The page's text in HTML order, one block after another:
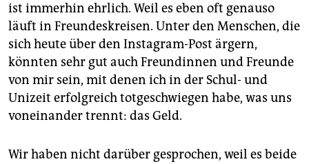
ist immerhin ehrlich. Weil es eben oft genauso
läuft in Freundeskreisen. Unter den Menschen, die
sich heute über den Instagram-Post ärgern,
könnten sehr gut auch Freundinnen und Freunde
von mir sein, mit denen ich in der Schul- und
Unizeit erfolgreich totgeschwiegen habe, was uns
voneinander trennt: das Geld.
Wir haben nicht darüber gesprochen, weil es beide